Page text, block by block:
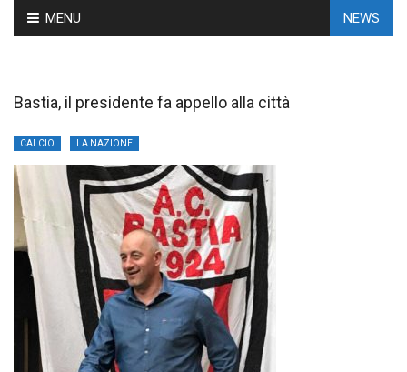
Skip
to
MENU NEWS
Bastia, il presidente fa appello alla città
CALCIO LA NAZIONE